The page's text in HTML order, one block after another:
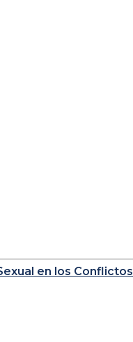
en los Conflictos